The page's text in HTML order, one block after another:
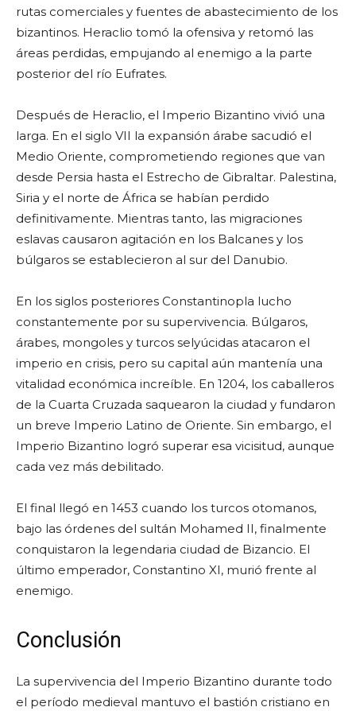
rutas comerciales y fuentes de abastecimiento de los
bizantinos. Heraclio tomó la ofensiva y retomó las
áreas perdidas, empujando al enemigo a la parte
posterior del río Eufrates.
Después de Heraclio, el Imperio Bizantino vivió una
larga. En el siglo VII la expansión árabe sacudió el
Medio Oriente, comprometiendo regiones que van
desde Persia hasta el Estrecho de Gibraltar. Palestina,
Siria y el norte de África se habían perdido
definitivamente. Mientras tanto, las migraciones
eslavas causaron agitación en los Balcanes y los
búlgaros se establecieron al sur del Danubio.
En los siglos posteriores Constantinopla lucho
constantemente por su supervivencia. Búlgaros,
árabes, mongoles y turcos selyúcidas atacaron el
imperio en crisis, pero su capital aún mantenía una
vitalidad económica increíble. En 1204, los caballeros
de la Cuarta Cruzada saquearon la ciudad y fundaron
un breve Imperio Latino de Oriente. Sin embargo, el
Imperio Bizantino logró superar esa vicisitud, aunque
cada vez más debilitado.
El final llegó en 1453 cuando los turcos otomanos,
bajo las órdenes del sultán Mohamed II, finalmente
conquistaron la legendaria ciudad de Bizancio. El
último emperador, Constantino XI, murió frente al
enemigo.
Conclusión
La supervivencia del Imperio Bizantino durante todo
el período medieval mantuvo el bastión cristiano en